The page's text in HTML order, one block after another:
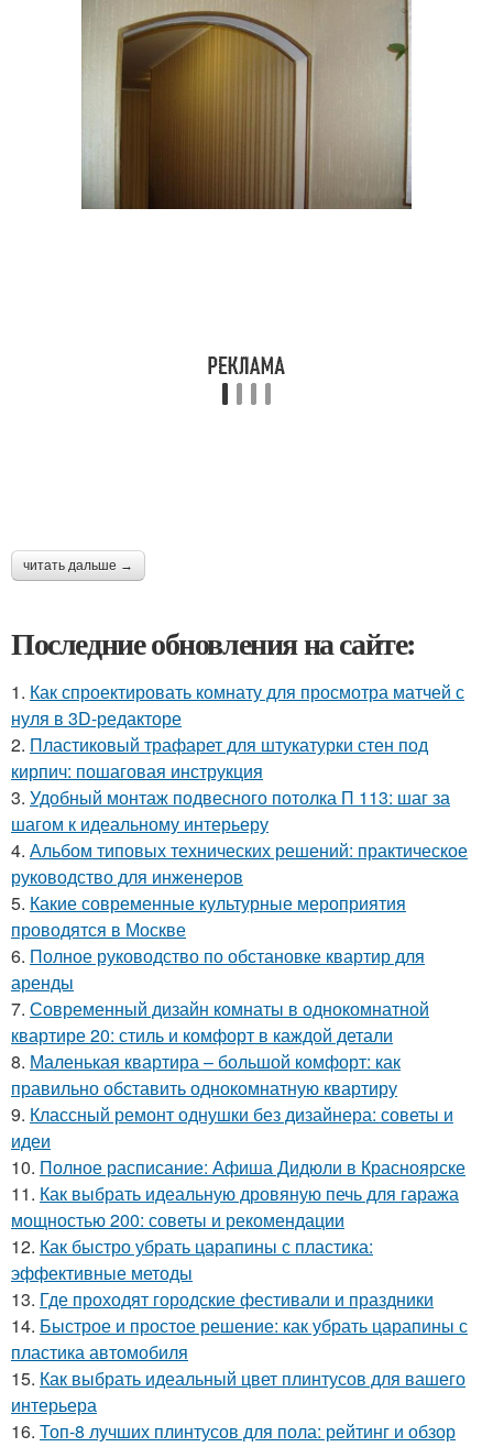
читать дальше →
Последние обновления на сайте:
1. Как спроектировать комнату для просмотра матчей с
нуля в 3D-редакторе
2. Пластиковый трафарет для штукатурки стен под
кирпич: пошаговая инструкция
3. Удобный монтаж подвесного потолка П 113: шаг за
шагом к идеальному интерьеру
4. Альбом типовых технических решений: практическое
руководство для инженеров
5. Какие современные культурные мероприятия
проводятся в Москве
6. Полное руководство по обстановке квартир для
аренды
7. Современный дизайн комнаты в однокомнатной
квартире 20: стиль и комфорт в каждой детали
8. Маленькая квартира – большой комфорт: как
правильно обставить однокомнатную квартиру
9. Классный ремонт однушки без дизайнера: советы и
идеи
10. Полное расписание: Афиша Дидюли в Красноярске
11. Как выбрать идеальную дровяную печь для гаража
мощностью 200: советы и рекомендации
12. Как быстро убрать царапины с пластика:
эффективные методы
13. Где проходят городские фестивали и праздники
14. Быстрое и простое решение: как убрать царапины с
пластика автомобиля
15. Как выбрать идеальный цвет плинтусов для вашего
интерьера
16. Топ-8 лучших плинтусов для пола: рейтинг и обзор